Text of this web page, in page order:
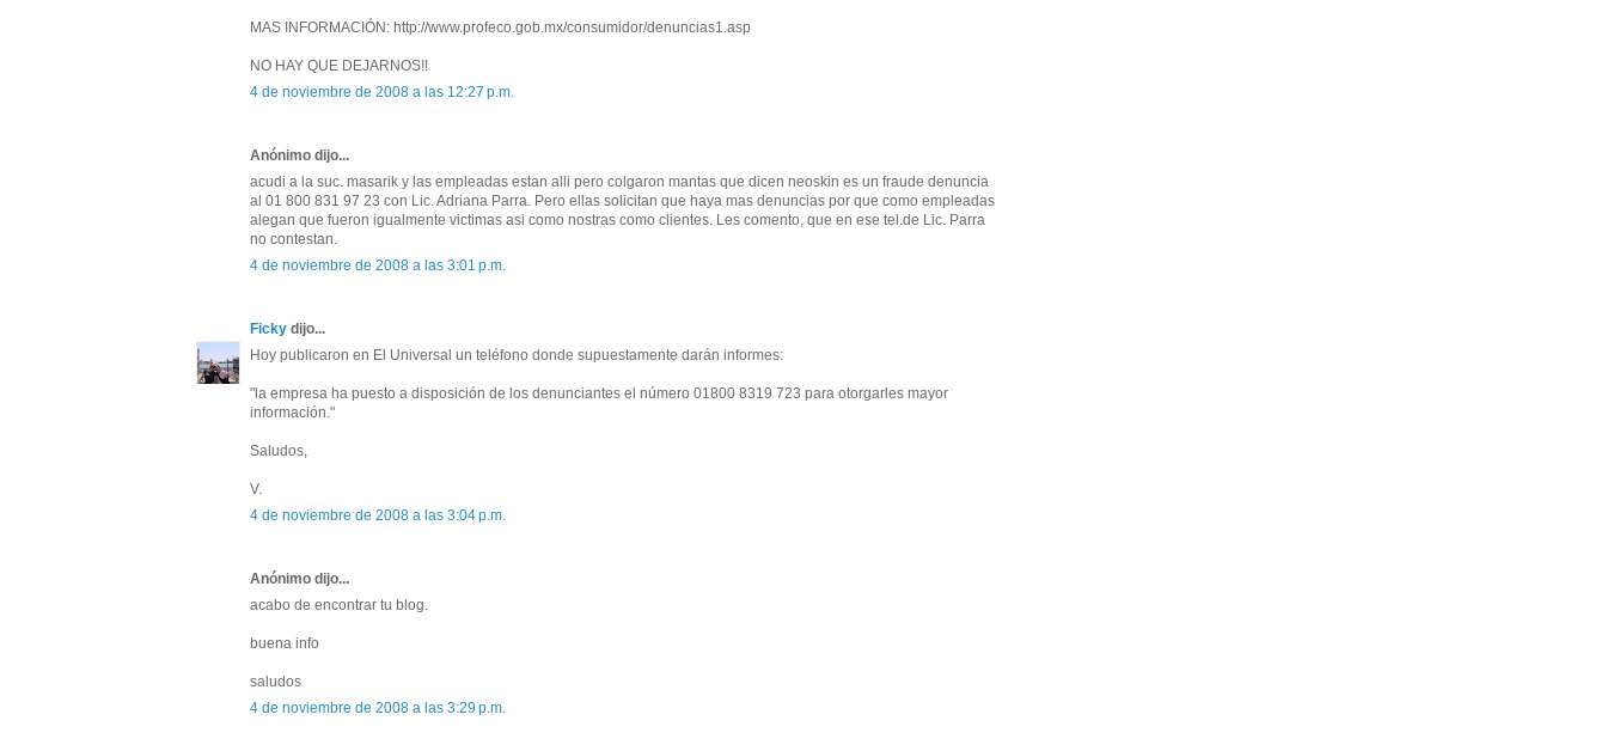
MAS INFORMACIÓN: http://www.profeco.gob.mx/consumidor/denuncias1.asp
NO HAY QUE DEJARNOS!!
4 de noviembre de 2008 a las 12:27 p.m.
Anónimo dijo...
acudi a la suc. masarik y las empleadas estan alli pero colgaron mantas que dicen neoskin es un fraude denuncia
al 01 800 831 97 23 con Lic. Adriana Parra. Pero ellas solicitan que haya mas denuncias por que como empleadas
alegan que fueron igualmente victimas asi como nostras como clientes. Les comento, que en ese tel.de Lic. Parra
no contestan.
4 de noviembre de 2008 a las 3:01 p.m.
Ficky dijo...
Hoy publicaron en El Universal un teléfono donde supuestamente darán informes:
"la empresa ha puesto a disposición de los denunciantes el número 01800 8319 723 para otorgarles mayor
información."
Saludos,
V.
4 de noviembre de 2008 a las 3:04 p.m.
Anónimo dijo...
acabo de encontrar tu blog.
buena info
saludos
4 de noviembre de 2008 a las 3:29 p.m.